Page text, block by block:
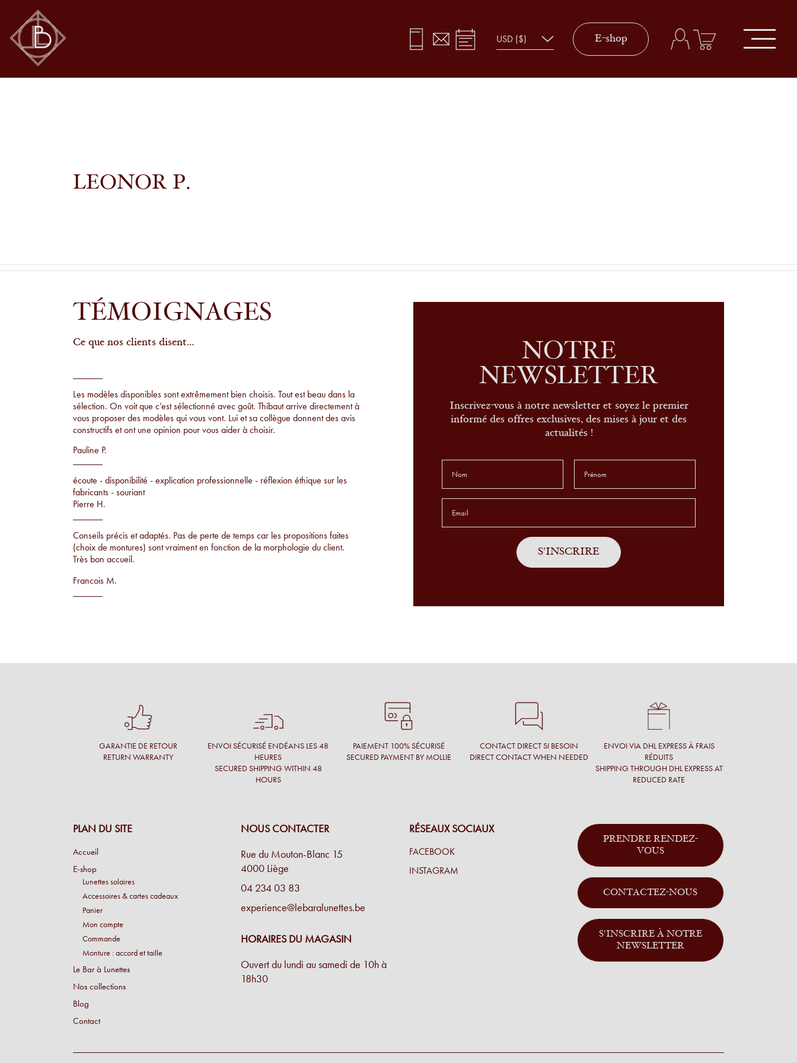
E-shop
LEONOR P.
TÉMOIGNAGES
Ce que nos clients disent...
Les modèles disponibles sont extrêmement bien choisis. Tout est beau dans la
sélection. On voit que c’est sélectionné avec goût. Thibaut arrive directement à
vous proposer des modèles qui vous vont. Lui et sa collègue donnent des avis
constructifs et ont une opinion pour vous aider à choisir.
Pauline P.
écoute - disponibilité - explication professionnelle - réflexion éthique sur les
fabricants - souriant
Pierre H.
Conseils précis et adaptés. Pas de perte de temps car les propositions faites
(choix de montures) sont vraiment en fonction de la morphologie du client.
Très bon accueil.
Francois M.
L'aide du choix des lunettes est extraordinaire. Jamais connu ça avant. je suis
Godefroid T.
J'ai été bien accueillie, l'opticien prend son temps, propose un grand choix et
fait des commentaires pertinents.
Une cliente
Conseil personnalisé et surtout une proposition de montures qui nous vont à
merveille !
Énormément de disponibilité pour faire son choix de la part de l’opticien et
beaucoup de conscience professionnelle.
Chantal M.
NOTRE
NEWSLETTER
Inscrivez-vous à notre newsletter et soyez le premier
informé des offres exclusives, des mises à jour et des
actualités !
GARANTIE DE RETOUR
RETURN WARRANTY
ENVOI SÉCURISÉ ENDÉANS LES 48
HEURES
SECURED SHIPPING WITHIN 48
HOURS
PAIEMENT 100% SÉCURISÉ
SECURED PAYMENT BY MOLLIE
CONTACT DIRECT SI BESOIN
DIRECT CONTACT WHEN NEEDED
ENVOI VIA DHL EXPRESS À FRAIS
RÉDUITS
SHIPPING THROUGH DHL EXPRESS AT
REDUCED RATE
PLAN DU SITE
Accueil
E-shop
Lunettes solaires
Accessoires & cartes cadeaux
Panier
Mon compte
Commande
Monture : accord et taille
Le Bar à Lunettes
Nos collections
Blog
Contact
NOUS CONTACTER
Rue du Mouton-Blanc 15
4000 Liège
04 234 03 83
experience@lebaralunettes.be
HORAIRES DU MAGASIN
Ouvert du lundi au samedi de 10h à
18h30
RÉSEAUX SOCIAUX
FACEBOOK
INSTAGRAM
PRENDRE RENDEZ-
VOUS
CONTACTEZ-NOUS
S'INSCRIRE À NOTRE
NEWSLETTER